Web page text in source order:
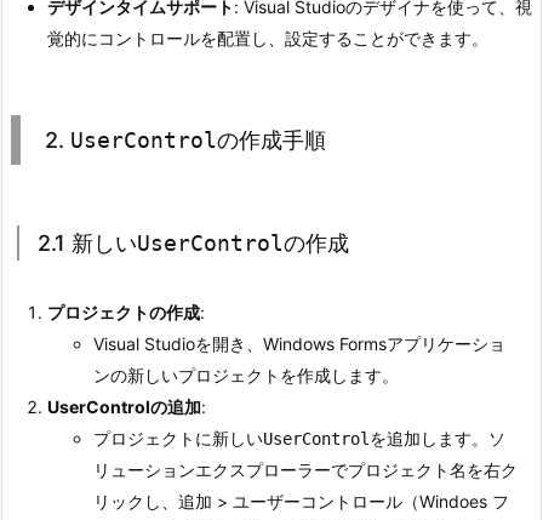
o
特
2.
e
デザインタイムサポート: Visual Studioのデザイナを使って、視
覚的にコントロールを配置し、設定することができます。
2. UserControlの作成手順
2.1 新しいUserControlの作成
プロジェクトの作成:
Visual Studioを開き、Windows Formsアプリケーショ
ンの新しいプロジェクトを作成します。
UserControlの追加:
プロジェクトに新しいUserControl を追加します。
ソ
リューションエクスプローラーでプロジェクト名を右ク
リックし、追加 > ユーザーコントロール（Windoes フ